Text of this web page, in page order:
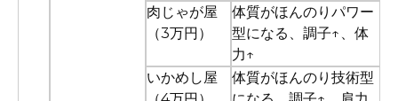
肉じゃが屋
（3万円）
体質がほんのりパワー
型になる、調子↑、体
力↑
いかめし屋
体質がほんのり技術型